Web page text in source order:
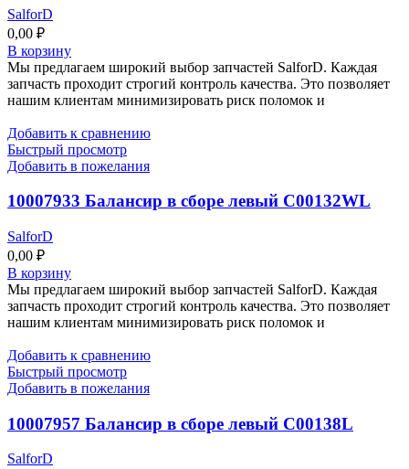
SalforD
0,00 ₽
В корзину
Мы предлагаем широкий выбор запчастей SalforD. Каждая
запчасть проходит строгий контроль качества. Это позволяет
нашим клиентам минимизировать риск поломок и
Добавить к сравнению
Быстрый просмотр
Добавить в пожелания
10007933 Балансир в сборе левый C00132WL
SalforD
0,00 ₽
В корзину
Мы предлагаем широкий выбор запчастей SalforD. Каждая
запчасть проходит строгий контроль качества. Это позволяет
нашим клиентам минимизировать риск поломок и
Добавить к сравнению
Быстрый просмотр
Добавить в пожелания
10007957 Балансир в сборе левый C00138L
SalforD